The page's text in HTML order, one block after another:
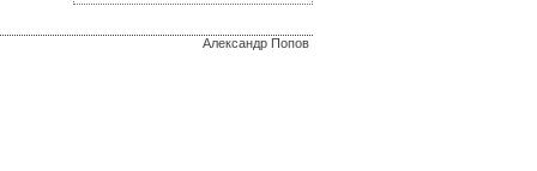
Александр Попов